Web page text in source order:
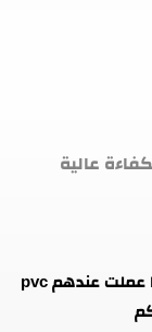
عالية
شتر ايجيبت شركة ممتازة و مضمونة فعلا انا عملت عندهم pvc